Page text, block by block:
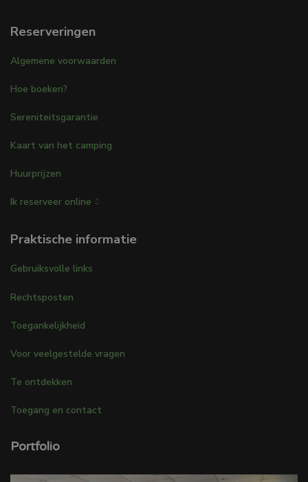
Reserveringen
Algemene voorwaarden
Hoe boeken?
Sereniteitsgarantie
Kaart van het camping
Huurprijzen
Ik reserveer online
Praktische informatie
Gebruiksvolle links
Rechtsposten
Toegankelijkheid
Voor veelgestelde vragen
Te ontdekken
Toegang en contact
Portfolio